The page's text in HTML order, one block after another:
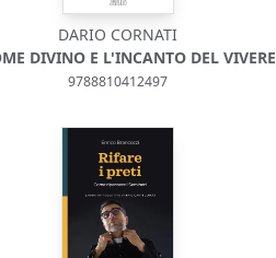
DARIO CORNATI
DIVINO E L'INCANTO DEL VIVERE
9788810412497